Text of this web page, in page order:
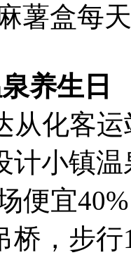
薯盒每
养生日
从化客
计小镇
便宜
桥，步